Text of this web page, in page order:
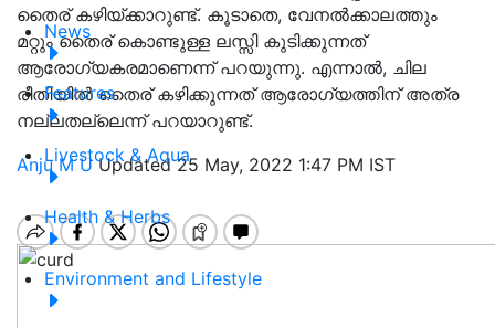
News
Features
Livestock & Aqua
Health & Herbs
Environment and Lifestyle
തൈര് കഴിയ്ക്കാറുണ്ട്. കൂടാതെ, വേനൽക്കാലത്തും
മറ്റും തൈര് കൊണ്ടുള്ള ലസ്സി കുടിക്കുന്നത്
ആരോഗ്യകരമാണെന്ന് പറയുന്നു. എന്നാൽ, ചില
രീതിയിൽ തൈര് കഴിക്കുന്നത് ആരോഗ്യത്തിന് അത്ര
നല്ലതല്ലെന്ന് പറയാറുണ്ട്.
Anju M UUpdated 25 May, 2022 1:47 PM IST